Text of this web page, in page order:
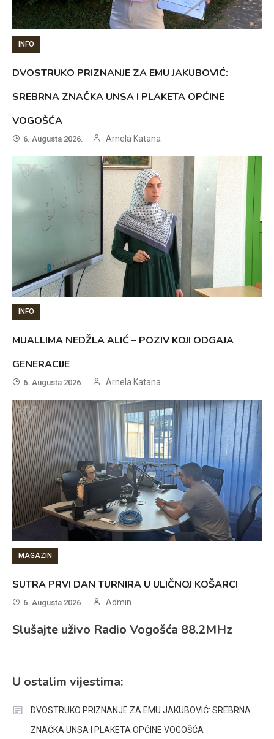
INFO
DVOSTRUKO PRIZNANJE ZA EMU JAKUBOVIĆ:
SREBRNA ZNAČKA UNSA I PLAKETA OPĆINE
VOGOŠĆA
6. Augusta 2026. Arnela Katana
INFO
MUALLIMA NEDŽLA ALIĆ – POZIV KOJI ODGAJA
GENERACIJE
6. Augusta 2026. Arnela Katana
MAGAZIN
SUTRA PRVI DAN TURNIRA U ULIČNOJ KOŠARCI
6. Augusta 2026. Admin
Slušajte uživo Radio Vogošća 88.2MHz
U ostalim vijestima:
DVOSTRUKO PRIZNANJE ZA EMU JAKUBOVIĆ: SREBRNA
ZNAČKA UNSA I PLAKETA OPĆINE VOGOŠĆA